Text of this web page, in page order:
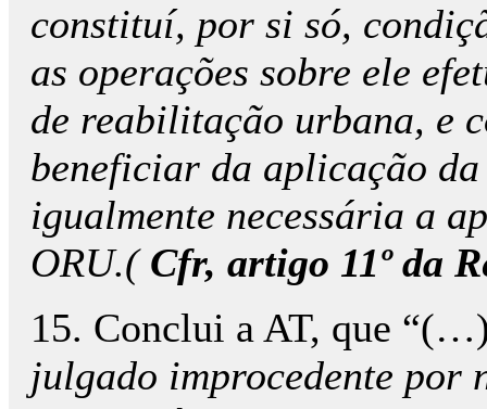
constituí, por si só,
as operações sobre ele
de reabilitação urbana, e
beneficiar da aplicação
igualmente necessária a
ORU.( Cfr, artigo 11º da
15. Conclui a AT, que
julgado improcedente por